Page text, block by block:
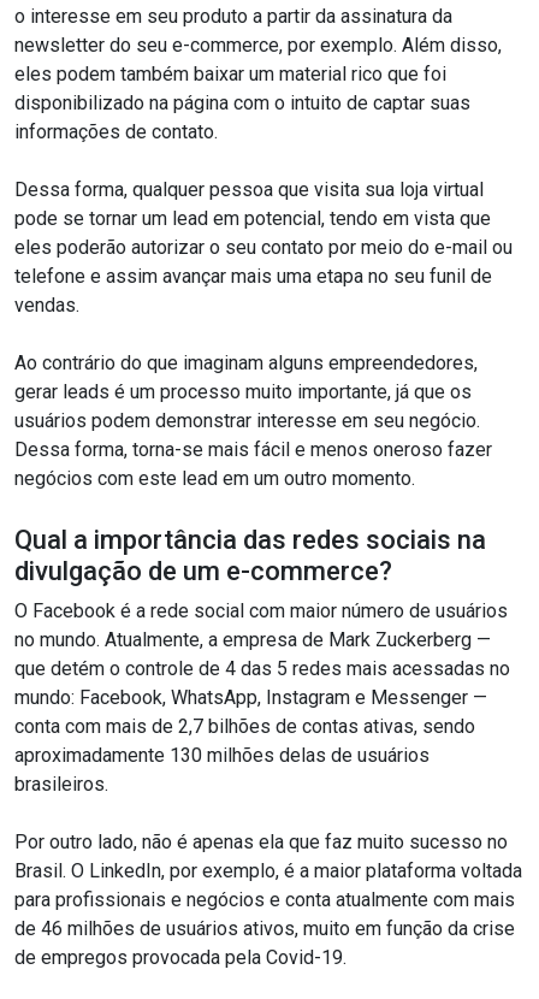
o interesse em seu produto a partir da assinatura da
newsletter do seu e-commerce, por exemplo. Além disso,
eles podem também baixar um material rico que foi
disponibilizado na página com o intuito de captar suas
informações de contato.
Dessa forma, qualquer pessoa que visita sua loja virtual
pode se tornar um lead em potencial, tendo em vista que
eles poderão autorizar o seu contato por meio do e-mail ou
telefone e assim avançar mais uma etapa no seu funil de
vendas.
Ao contrário do que imaginam alguns empreendedores,
gerar leads é um processo muito importante, já que os
usuários podem demonstrar interesse em seu negócio.
Dessa forma, torna-se mais fácil e menos oneroso fazer
negócios com este lead em um outro momento.
Qual a importância das redes sociais na
divulgação de um e-commerce?
O Facebook é a rede social com maior número de usuários
no mundo. Atualmente, a empresa de Mark Zuckerberg —
que detém o controle de 4 das 5 redes mais acessadas no
mundo: Facebook, WhatsApp, Instagram e Messenger —
conta com mais de 2,7 bilhões de contas ativas, sendo
aproximadamente 130 milhões delas de usuários
brasileiros.
Por outro lado, não é apenas ela que faz muito sucesso no
Brasil. O LinkedIn, por exemplo, é a maior plataforma voltada
para profissionais e negócios e conta atualmente com mais
de 46 milhões de usuários ativos, muito em função da crise
de empregos provocada pela Covid-19.